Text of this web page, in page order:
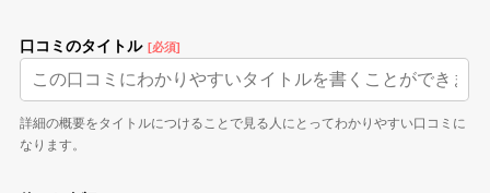
口コミのタイトル [必須]
詳細の概要をタイトルにつけることで見る人にとってわかりやすい口コミに
なります。